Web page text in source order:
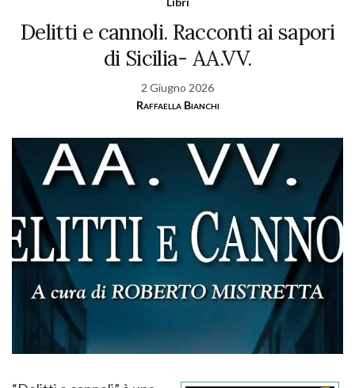
Delitti e cannoli. Racconti ai sapori
di Sicilia- AA.VV.
2 Giugno 2026
Raffaella Bianchi